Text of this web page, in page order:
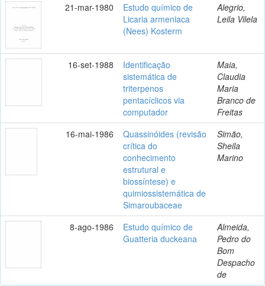
21-mar-1980
Estudo químico de
Licaria armeniaca
(Nees) Kosterm
Alegrio,
Leila Vilela
16-set-1988
Identificação
sistemática de
triterpenos
pentacíclicos via
computador
Maia,
Claudia
Maria
Branco de
Freitas
16-mai-1986
Quassinóides (revisão
crítica do
conhecimento
estrutural e
biossíntese) e
quimiossistemática de
Simaroubaceae
Simão,
Sheila
Marino
8-ago-1986
Estudo químico de
Guatteria duckeana
Almeida,
Pedro do
Bom
Despacho
de